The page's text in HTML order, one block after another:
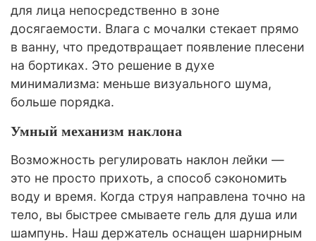
для лица непосредственно в зоне
досягаемости. Влага с мочалки стекает прямо
в ванну, что предотвращает появление плесени
на бортиках. Это решение в духе
минимализма: меньше визуального шума,
больше порядка.
Умный механизм наклона
Возможность регулировать наклон лейки —
это не просто прихоть, а способ сэкономить
воду и время. Когда струя направлена точно на
тело, вы быстрее смываете гель для душа или
шампунь. Наш держатель оснащен шарнирным